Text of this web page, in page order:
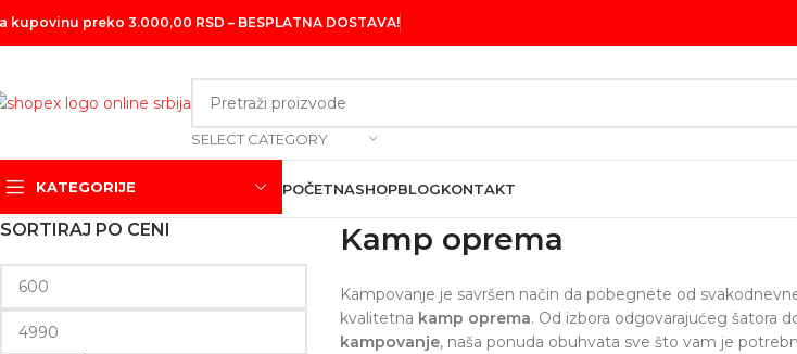
kupovinu preko 3.000,00 RSD – BESPLATNA DOSTAVA!
SELECT CATEGORY
KATEGORIJE POČETNASHOPBLOGKONTAKT
SORTIRAJ PO CENI Kamp oprema
Kampovanje je savršen način da pobegnete od
kvalitetna kamp oprema. Od izbora odgovarajućeg šatora
kampovanje, naša ponuda obuhvata sve što vam je